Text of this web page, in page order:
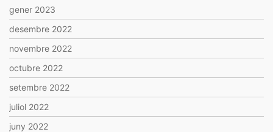
gener 2023
desembre 2022
novembre 2022
octubre 2022
setembre 2022
juliol 2022
juny 2022